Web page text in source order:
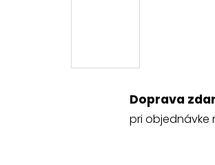
Doprava
pri objednávke